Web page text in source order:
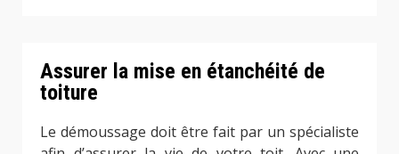
Assurer la mise en étanchéité de
toiture
Le démoussage doit être fait par un spécialiste